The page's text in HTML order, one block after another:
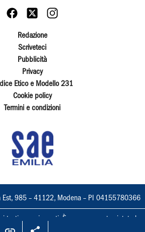
Redazione
Scriveteci
Pubblicità
Privacy
Etico e Modello 231
Cookie policy
Termini e condizioni
Est, 985 – 41122, Modena – PI 04155780366
testi sono riservati. È espressamente vietata la